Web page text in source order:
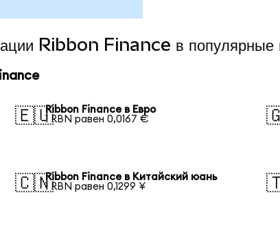
Ribbon Finance в
🇪🇺Ribbon Finance в Евро
1 RBN равен 0,0167 €
🇨🇳Ribbon Finance в Китайский юань
1 RBN равен 0,1299 ¥